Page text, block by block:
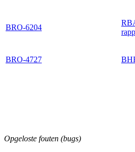
BRO-6204
BRO-4727
Opgeloste fouten (bugs)